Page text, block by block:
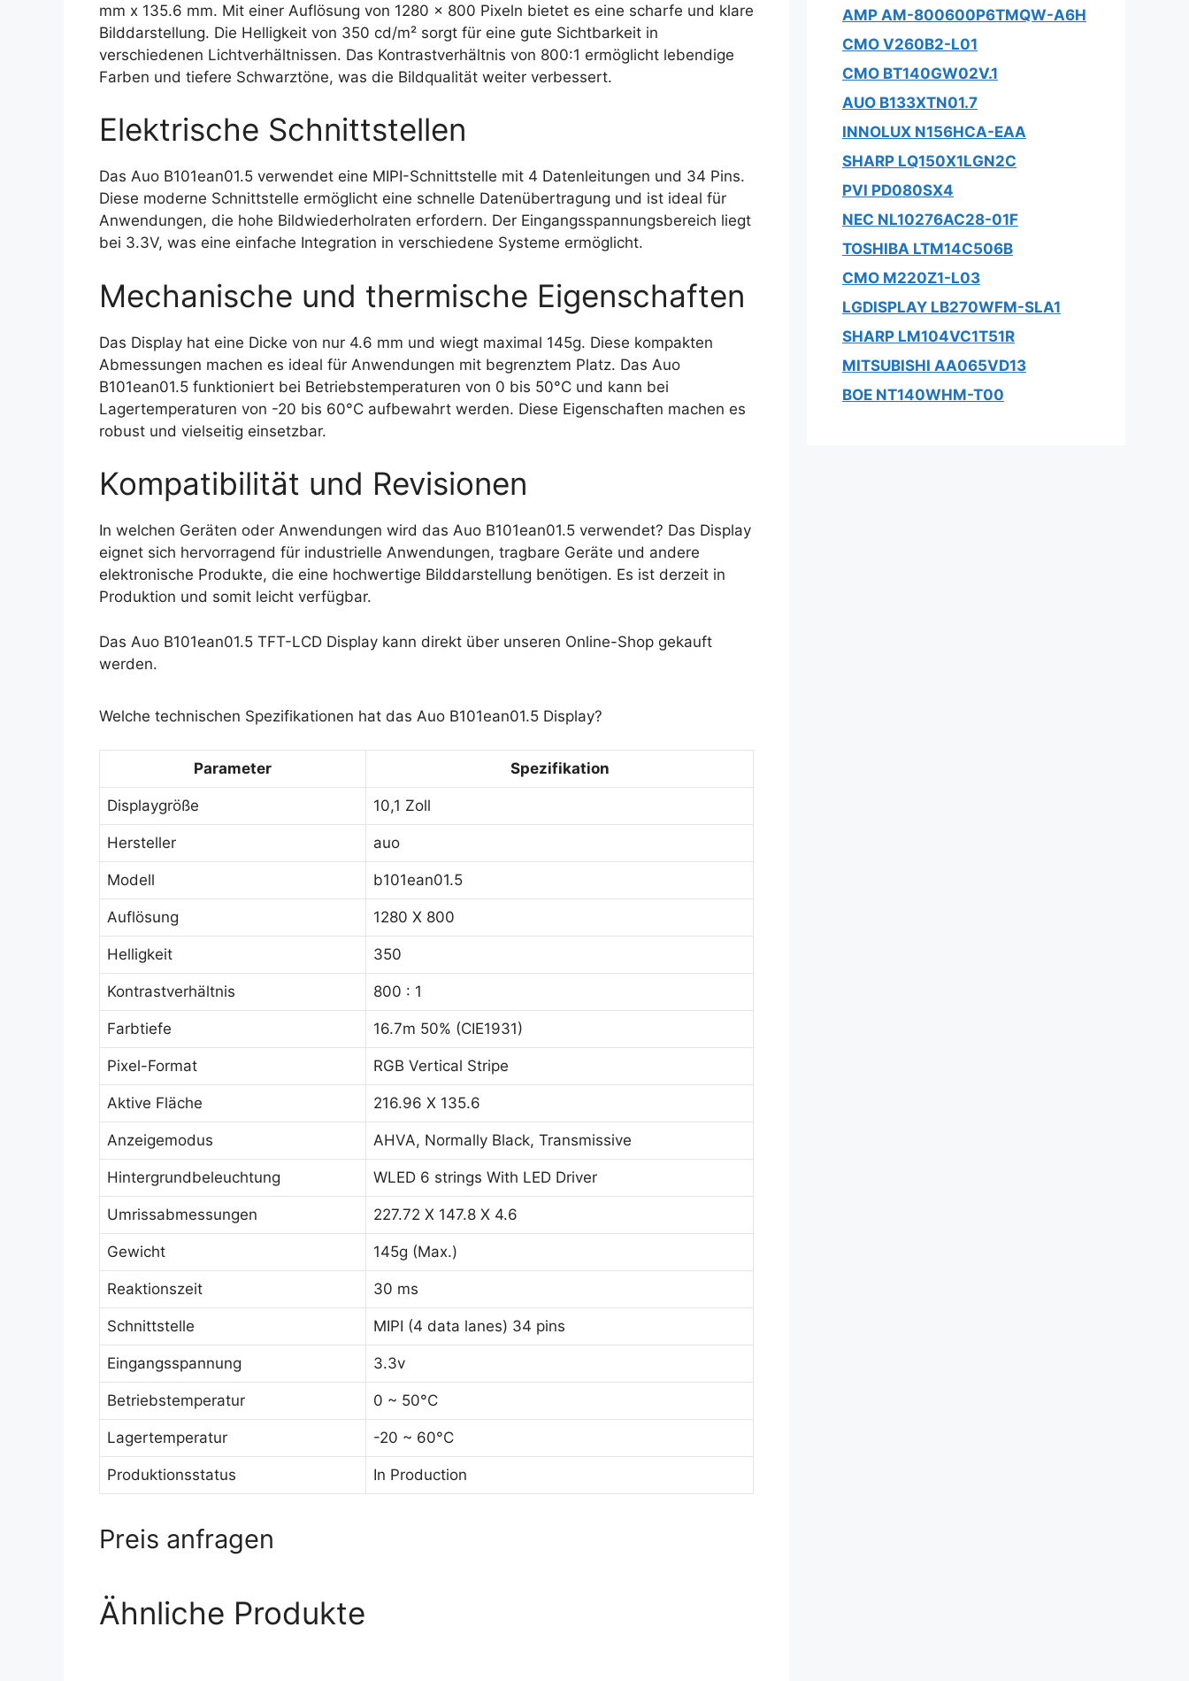
mm x 135.6 mm. Mit einer Auflösung von 1280 x 800 Pixeln bietet es eine scharfe und klare
Bilddarstellung. Die Helligkeit von 350 cd/m² sorgt für eine gute Sichtbarkeit in
verschiedenen Lichtverhältnissen. Das Kontrastverhältnis von 800:1 ermöglicht lebendige
Farben und tiefere Schwarztöne, was die Bildqualität weiter verbessert.
Elektrische Schnittstellen
Das Auo B101ean01.5 verwendet eine MIPI-Schnittstelle mit 4 Datenleitungen und 34 Pins.
Diese moderne Schnittstelle ermöglicht eine schnelle Datenübertragung und ist ideal für
Anwendungen, die hohe Bildwiederholraten erfordern. Der Eingangsspannungsbereich liegt
bei 3.3V, was eine einfache Integration in verschiedene Systeme ermöglicht.
Mechanische und thermische Eigenschaften
Das Display hat eine Dicke von nur 4.6 mm und wiegt maximal 145g. Diese kompakten
Abmessungen machen es ideal für Anwendungen mit begrenztem Platz. Das Auo
B101ean01.5 funktioniert bei Betriebstemperaturen von 0 bis 50°C und kann bei
Lagertemperaturen von -20 bis 60°C aufbewahrt werden. Diese Eigenschaften machen es
robust und vielseitig einsetzbar.
Kompatibilität und Revisionen
In welchen Geräten oder Anwendungen wird das Auo B101ean01.5 verwendet? Das Display
eignet sich hervorragend für industrielle Anwendungen, tragbare Geräte und andere
elektronische Produkte, die eine hochwertige Bilddarstellung benötigen. Es ist derzeit in
Produktion und somit leicht verfügbar.
Das Auo B101ean01.5 TFT-LCD Display kann direkt über unseren Online-Shop gekauft
werden.
Welche technischen Spezifikationen hat das Auo B101ean01.5 Display?
Parameter Spezifikation
Displaygröße 10,1 Zoll
Hersteller auo
Modell b101ean01.5
Auflösung 1280 X 800
Helligkeit 350
Kontrastverhältnis 800 : 1
Farbtiefe 16.7m 50% (CIE1931)
Pixel-Format RGB Vertical Stripe
Aktive Fläche 216.96 X 135.6
Anzeigemodus AHVA, Normally Black, Transmissive
Hintergrundbeleuchtung WLED 6 strings With LED Driver
Umrissabmessungen 227.72 X 147.8 X 4.6
Gewicht 145g (Max.)
Reaktionszeit 30 ms
Schnittstelle MIPI (4 data lanes) 34 pins
Eingangsspannung 3.3v
Betriebstemperatur 0 ~ 50°C
Lagertemperatur -20 ~ 60°C
Produktionsstatus In Production
Preis anfragen
Ähnliche Produkte
AMP AM-800600P6TMQW-A6H
CMO V260B2-L01
CMO BT140GW02V.1
AUO B133XTN01.7
INNOLUX N156HCA-EAA
SHARP LQ150X1LGN2C
PVI PD080SX4
NEC NL10276AC28-01F
TOSHIBA LTM14C506B
CMO M220Z1-L03
LGDISPLAY LB270WFM-SLA1
SHARP LM104VC1T51R
MITSUBISHI AA065VD13
BOE NT140WHM-T00